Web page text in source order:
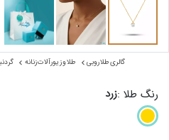
گالری طلا روبی طلا و زیورآلات زنانه
رنگ طلا :زرد